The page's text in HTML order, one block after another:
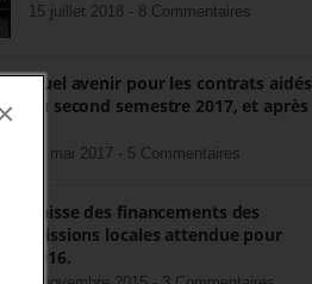
15 juillet 2018 - 8 Commentaires
Quel avenir pour les contrats aidés
au second semestre 2017, et après
22 mai 2017 - 5 Commentaires
Baisse des financements des
missions locales attendue pour
2016.